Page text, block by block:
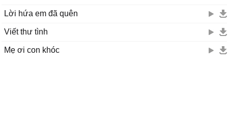
Lời hứa em đã quên
Viết thư tình
Mẹ ơi con khóc